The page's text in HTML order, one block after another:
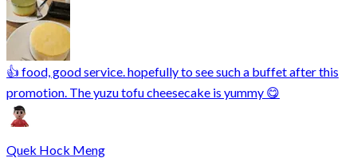
👍 food, good service. hopefully to see such a buffet after this
promotion. The yuzu tofu cheesecake is yummy 😋
Quek Hock Meng